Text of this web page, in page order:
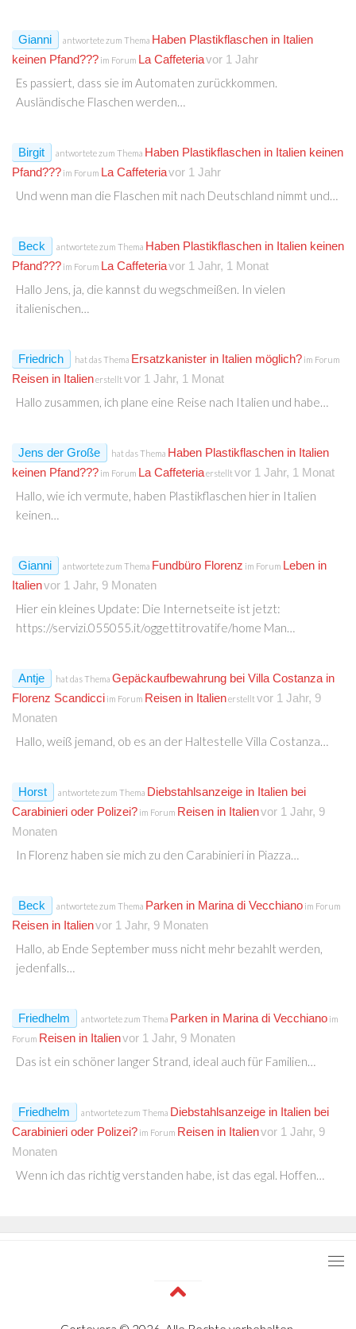
Gianni antwortete zum Thema Haben Plastikflaschen in Italien
keinen Pfand??? im Forum La Caffeteriavor 1 Jahr
Es passiert, dass sie im Automaten zurückkommen.
Ausländische Flaschen werden…
Birgit antwortete zum Thema Haben Plastikflaschen in Italien keinen
Pfand??? im Forum La Caffeteriavor 1 Jahr
Und wenn man die Flaschen mit nach Deutschland nimmt und…
Beck antwortete zum Thema Haben Plastikflaschen in Italien keinen
Pfand??? im Forum La Caffeteriavor 1 Jahr, 1 Monat
Hallo Jens, ja, die kannst du wegschmeißen. In vielen
italienischen…
Friedrich hat das Thema Ersatzkanister in Italien möglich? im Forum
Reisen in Italienerstellt vor 1 Jahr, 1 Monat
Hallo zusammen, ich plane eine Reise nach Italien und habe…
Jens der Große hat das Thema Haben Plastikflaschen in Italien
keinen Pfand??? im Forum La Caffeteriaerstellt vor 1 Jahr, 1 Monat
Hallo, wie ich vermute, haben Plastikflaschen hier in Italien
keinen…
Gianni antwortete zum Thema Fundbüro Florenz im Forum Leben in
Italienvor 1 Jahr, 9 Monaten
Hier ein kleines Update: Die Internetseite ist jetzt:
https://servizi.055055.it/oggettitrovatife/home Man…
Antje hat das Thema Gepäckaufbewahrung bei Villa Costanza in
Florenz Scandicci im Forum Reisen in Italienerstellt vor 1 Jahr, 9
Monaten
Hallo, weiß jemand, ob es an der Haltestelle Villa Costanza…
Horst antwortete zum Thema Diebstahlsanzeige in Italien bei
Carabinieri oder Polizei? im Forum Reisen in Italienvor 1 Jahr, 9
Monaten
In Florenz haben sie mich zu den Carabinieri in Piazza…
Beck antwortete zum Thema Parken in Marina di Vecchiano im Forum
Reisen in Italienvor 1 Jahr, 9 Monaten
Hallo, ab Ende September muss nicht mehr bezahlt werden,
jedenfalls…
Friedhelm antwortete zum Thema Parken in Marina di Vecchiano im
Forum Reisen in Italienvor 1 Jahr, 9 Monaten
Das ist ein schöner langer Strand, ideal auch für Familien…
Friedhelm antwortete zum Thema Diebstahlsanzeige in Italien bei
Carabinieri oder Polizei? im Forum Reisen in Italienvor 1 Jahr, 9
Monaten
Wenn ich das richtig verstanden habe, ist das egal. Hoffen…